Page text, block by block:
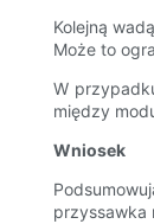
Kolejną
Może to
W
między
Wniosek
przyssawka